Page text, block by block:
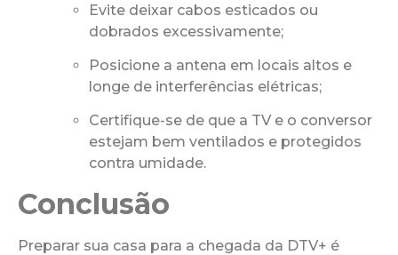
Evite deixar cabos esticados ou
dobrados excessivamente;
Posicione a antena em locais altos e
longe de interferências elétricas;
Certifique-se de que a TV e o conversor
estejam bem ventilados e protegidos
contra umidade.
Conclusão
Preparar sua casa para a chegada da DTV+ é